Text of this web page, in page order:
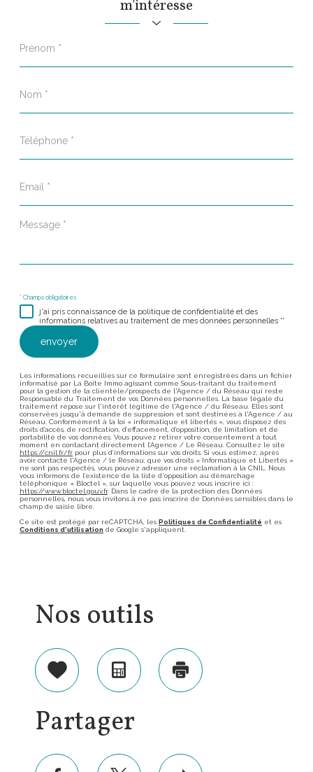
m'intéresse
*
*
*
Message
* Champs obligatoires
j'ai pris connaissance de la politique de confidentialité et des
informations relatives au traitement de mes données personnelles **
envoyer
Les informations recueillies sur ce formulaire sont enregistrées dans un fichier
informatisé par La Boite Immo agissant comme Sous-traitant du traitement
pour la gestion de la clientèle/prospects de l'Agence / du Réseau qui reste
Responsable du Traitement de vos Données personnelles. La base légale du
traitement repose sur l'intérêt légitime de l'Agence / du Réseau. Elles sont
conservées jusqu'à demande de suppression et sont destinées à l'Agence / au
Réseau. Conformément à la loi « informatique et libertés », vous disposez des
droits d’accès, de rectification, d’effacement, d’opposition, de limitation et de
portabilité de vos données. Vous pouvez retirer votre consentement à tout
moment en contactant directement l’Agence / Le Réseau. Consultez le site
https://cnil.fr/fr pour plus d’informations sur vos droits. Si vous estimez, après
avoir contacté l'Agence / le Réseau, que vos droits « Informatique et Libertés »
ne sont pas respectés, vous pouvez adresser une réclamation à la CNIL. Nous
vous informons de l’existence de la liste d'opposition au démarchage
téléphonique « Bloctel », sur laquelle vous pouvez vous inscrire ici :
https://www.bloctel.gouv.fr. Dans le cadre de la protection des Données
personnelles, nous vous invitons à ne pas inscrire de Données sensibles dans le
champ de saisie libre.
Ce site est protégé par reCAPTCHA, les Politiques de Confidentialité et es
Conditions d'utilisation de Google s'appliquent.
Nos outils
SélectionnerCalculatriceImprimer
Partager